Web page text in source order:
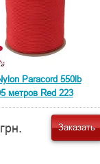
Paracord 550lb
метров Red 223
Заказать